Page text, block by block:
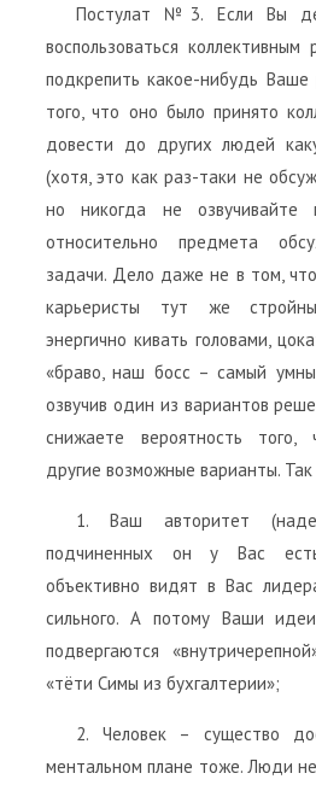
Постулат №3. Если Вы
воспользоваться
подкрепить какое-нибудь
того, что оно было принято
довести до других людей
(хотя, это как раз-таки не
но никогда не
относительно предмета
задачи. Дело даже не в том,
карьеристы тут же
энергично кивать головами,
«браво, наш босс – самый
озвучив один из вариантов
снижаете вероятность того,
другие возможные варианты.
1. Ваш авторитет
подчиненных он у Вас
объективно видят в Вас
сильного. А потому Ваши
подвергаются
«тёти Симы из бухгалтерии»;
2. Человек – существо
ментальном плане тоже. Люди